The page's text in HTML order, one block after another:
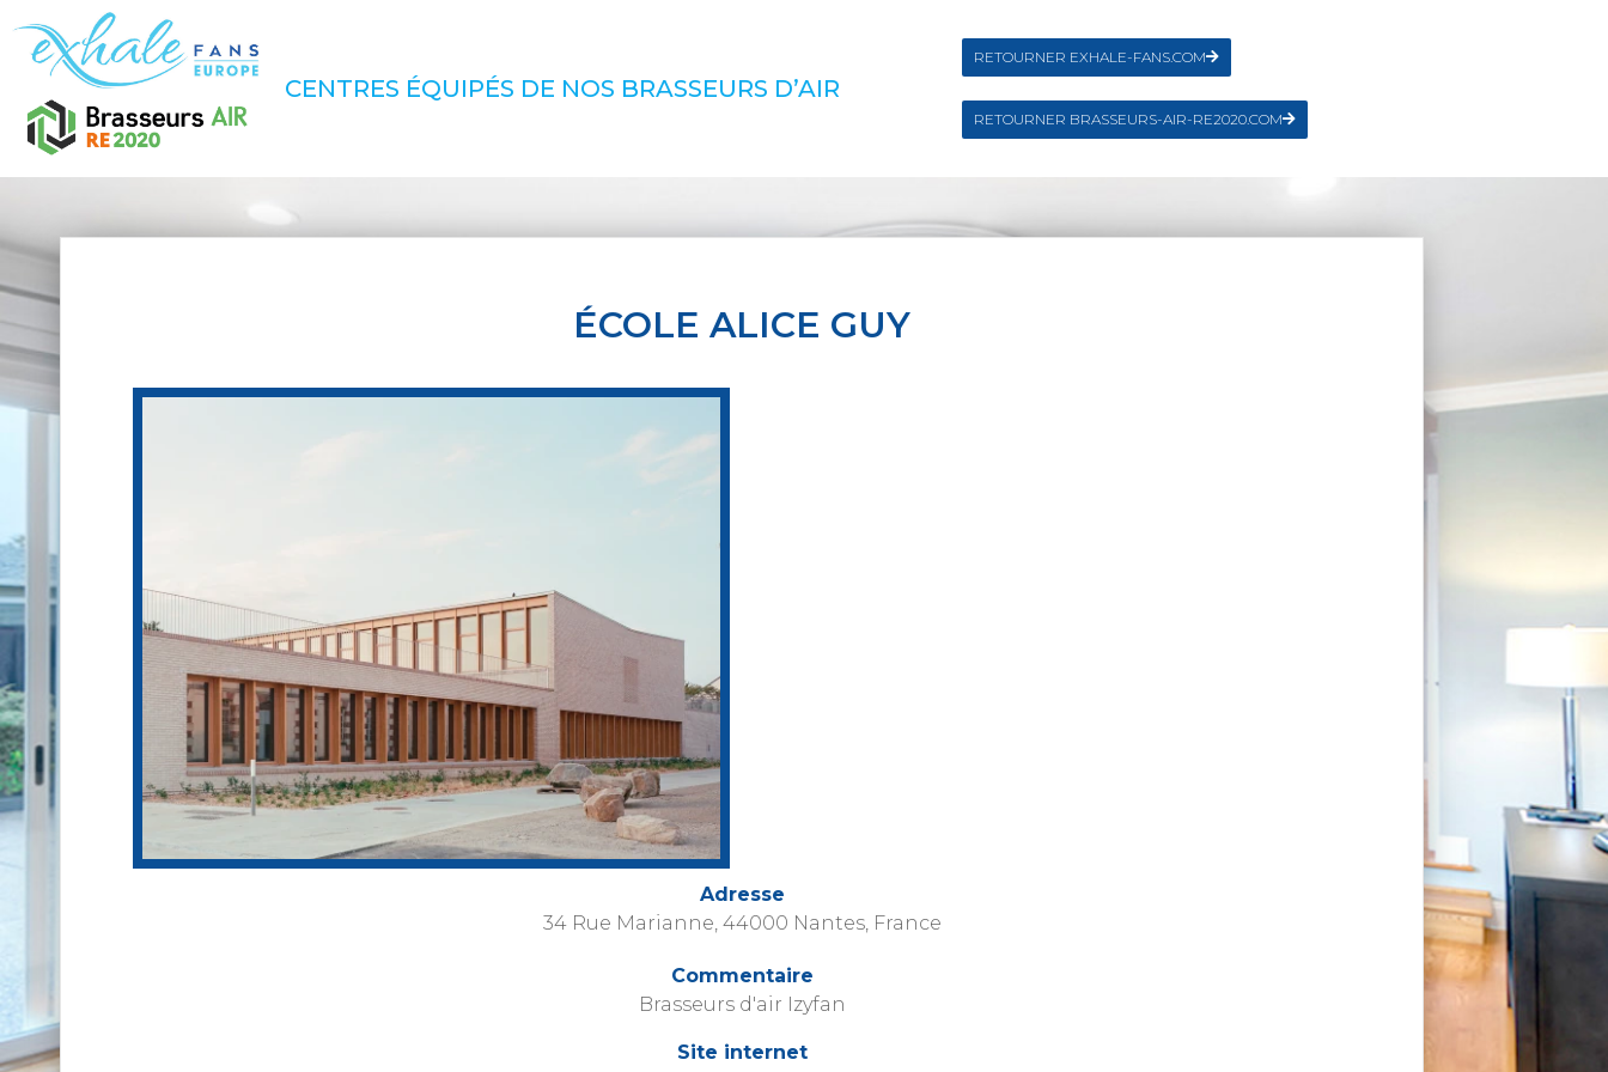
CENTRES ÉQUIPÉS DE NOS BRASSEURS D’AIR
RETOURNER EXHALE-FANS.COM
RETOURNER BRASSEURS-AIR-RE2020.COM
ÉCOLE ALICE GUY
Adresse
34 Rue Marianne, 44000 Nantes, France
Commentaire
Brasseurs d'air Izyfan
Site internet